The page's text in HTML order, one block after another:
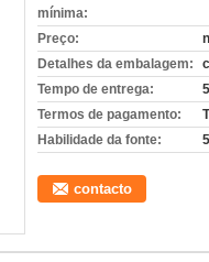
mínima:
Preço:
Detalhes da embalagem:
Tempo de entrega:
Termos de pagamento:
Habilidade da fonte:
contacto